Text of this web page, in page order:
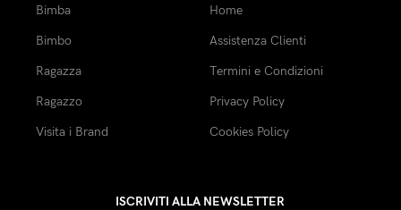
Bimba
Bimbo
Ragazza
Ragazzo
Visita i Brand
Home
Assistenza Clienti
Termini e Condizioni
Privacy Policy
Cookies Policy
ISCRIVITI ALLA NEWSLETTER